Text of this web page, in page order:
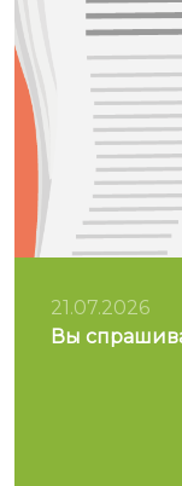
21.07.2026
Вы